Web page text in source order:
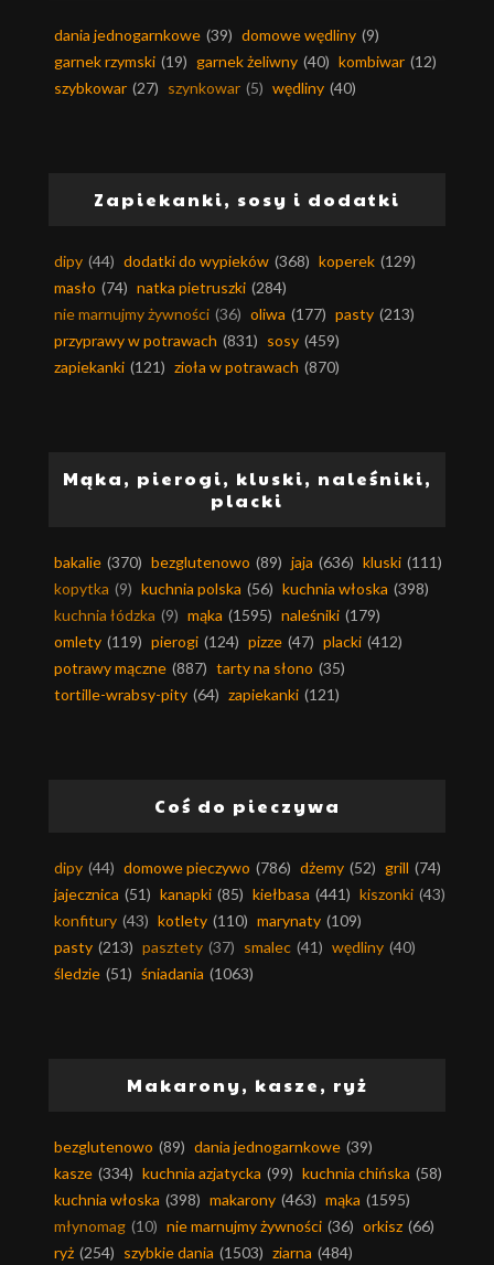
dania jednogarnkowe (39) domowe wędliny (9)
garnek rzymski (19) garnek żeliwny (40) kombiwar (12)
szybkowar (27) szynkowar (5) wędliny (40)
Zapiekanki, sosy i dodatki
dipy (44) dodatki do wypieków (368) koperek (129)
masło (74) natka pietruszki (284)
nie marnujmy żywności (36) oliwa (177) pasty (213)
przyprawy w potrawach (831) sosy (459)
zapiekanki (121) zioła w potrawach (870)
Mąka, pierogi, kluski, naleśniki,
placki
bakalie (370) bezglutenowo (89) jaja (636) kluski (111)
kopytka (9) kuchnia polska (56) kuchnia włoska (398)
kuchnia łódzka (9) mąka (1595) naleśniki (179)
omlety (119) pierogi (124) pizze (47) placki (412)
potrawy mączne (887) tarty na słono (35)
tortille-wrabsy-pity (64) zapiekanki (121)
Coś do pieczywa
dipy (44) domowe pieczywo (786) dżemy (52) grill (74)
jajecznica (51) kanapki (85) kiełbasa (441) kiszonki (43)
konfitury (43) kotlety (110) marynaty (109)
pasty (213) pasztety (37) smalec (41) wędliny (40)
śledzie (51) śniadania (1063)
Makarony, kasze, ryż
bezglutenowo (89) dania jednogarnkowe (39)
kasze (334) kuchnia azjatycka (99) kuchnia chińska (58)
kuchnia włoska (398) makarony (463) mąka (1595)
młynomag (10) nie marnujmy żywności (36) orkisz (66)
ryż (254) szybkie dania (1503) ziarna (484)